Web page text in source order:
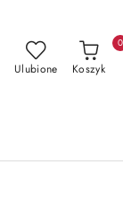
Ulubione Koszyk
0